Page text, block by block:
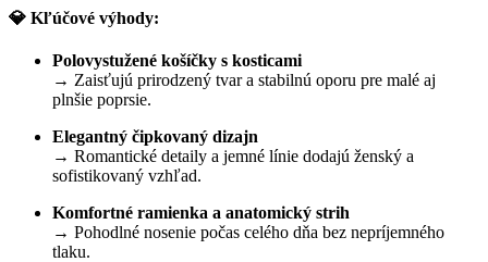
💎 Kľúčové výhody:
Polovystužené košíčky s kosticami
→ Zaisťujú prirodzený tvar a stabilnú oporu pre malé aj
plnšie poprsie.
Elegantný čipkovaný dizajn
→ Romantické detaily a jemné línie dodajú ženský a
sofistikovaný vzhľad.
Komfortné ramienka a anatomický strih
→ Pohodlné nosenie počas celého dňa bez nepríjemného
tlaku.